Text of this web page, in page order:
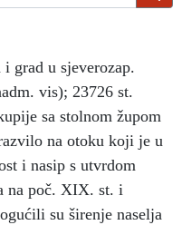
grad u sjeverozap.
vis); 23726 st.
sa stolnom župom
na otoku koji je u
i nasip s utvrdom
na poč. XIX. st. i
su širenje naselja